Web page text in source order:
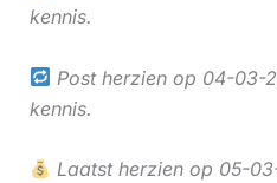
kennis.
Post herzien op 04-03-
kennis.
Laatst herzien op 05-